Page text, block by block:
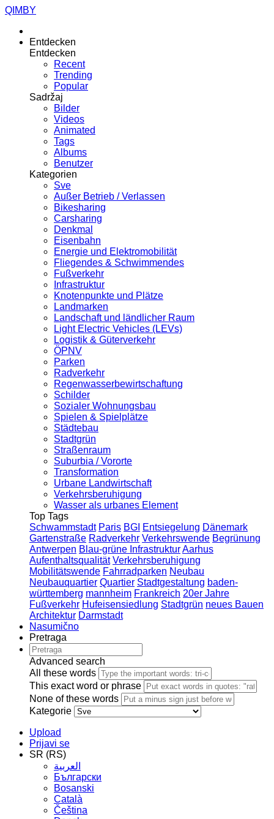
QIMBY
Entdecken
Entdecken
Recent
Trending
Popular
Sadržaj
Bilder
Videos
Animated
Tags
Albums
Benutzer
Kategorien
Sve
Außer Betrieb / Verlassen
Bikesharing
Carsharing
Denkmal
Eisenbahn
Energie und Elektromobilität
Fliegendes & Schwimmendes
Fußverkehr
Infrastruktur
Knotenpunkte und Plätze
Landmarken
Landschaft und ländlicher Raum
Light Electric Vehicles (LEVs)
Logistik & Güterverkehr
ÖPNV
Parken
Radverkehr
Regenwasserbewirtschaftung
Schilder
Sozialer Wohnungsbau
Spielen & Spielplätze
Städtebau
Stadtgrün
Straßenraum
Suburbia / Vororte
Transformation
Urbane Landwirtschaft
Verkehrsberuhigung
Wasser als urbanes Element
Top Tags
Schwammstadt Paris BGI Entsiegelung Dänemark
Gartenstraße Radverkehr Verkehrswende Begrünung
Antwerpen Blau-grüne InfrastrukturAarhus
Aufenthaltsqualität Verkehrsberuhigung
Mobilitätswende Fahrradparken Neubau
Neubauquartier Quartier Stadtgestaltung baden-
württemberg mannheim Frankreich 20er Jahre
Fußverkehr Hufeisensiedlung Stadtgrün neues Bauen
Architektur Darmstadt
Nasumično
Pretraga
Advanced search
All these words
This exact word or phrase
None of these words
Kategorie
Upload
Prijavi se
SR (RS)
العربية
Български
Bosanski
Сatalà
Čeština